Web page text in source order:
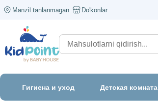
Manzil tanlanmagan Do'konlar
Гигиена и уход Детская комната